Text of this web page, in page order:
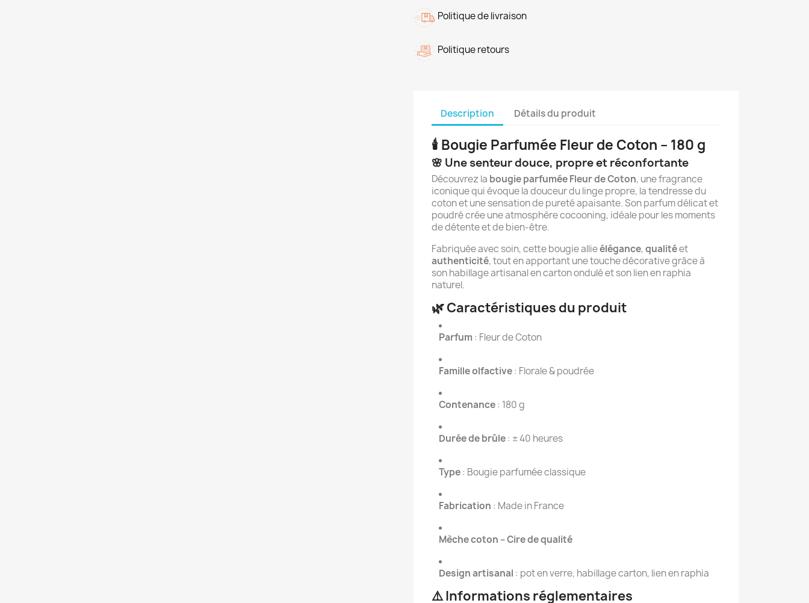
Politique de livraison
Politique retours
Description Détails du produit
🕯️ Bougie Parfumée Fleur de Coton – 180 g
🌸 Une senteur douce, propre et réconfortante
Découvrez la bougie parfumée Fleur de Coton, une fragrance
iconique qui évoque la douceur du linge propre, la tendresse du
coton et une sensation de pureté apaisante. Son parfum délicat et
poudré crée une atmosphère cocooning, idéale pour les moments
de détente et de bien‑être.
Fabriquée avec soin, cette bougie allieélégance,qualitéet
authenticité, tout en apportant une touche décorative grâce à
son habillage artisanal en carton ondulé et son lien en raphia
naturel.
🌿 Caractéristiques du produit
Parfum : Fleur de Coton
Famille olfactive: Florale & poudrée
Contenance: 180 g
Durée de brûle: ± 40 heures
Type: Bougie parfumée classique
Fabrication : Made in France
Mèche coton – Cire de qualité
Design artisanal : pot en verre, habillage carton, lien en raphia
⚠️ Informations réglementaires